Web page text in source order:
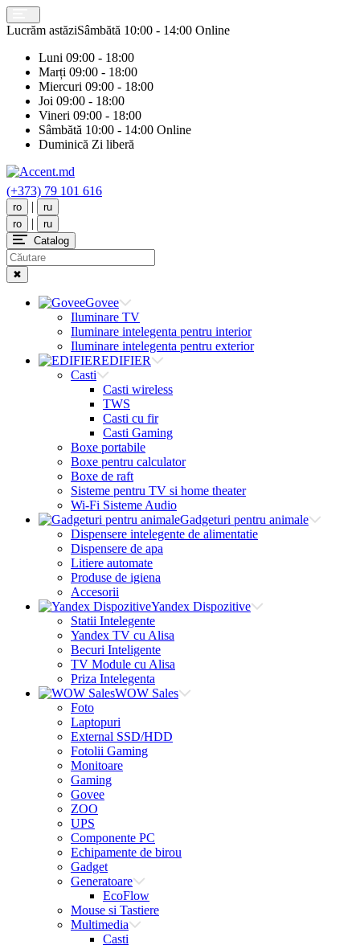
Lucrăm astăziSâmbătă 10:00 - 14:00 Online
Luni 09:00 - 18:00
Marți 09:00 - 18:00
Miercuri 09:00 - 18:00
Joi 09:00 - 18:00
Vineri 09:00 - 18:00
Sâmbătă 10:00 - 14:00 Online
Duminică Zi liberă
(+373) 79 101 616
ro |
ru
ro
|
ru
Catalog
✖
Govee
Iluminare TV
Iluminare intelegenta pentru interior
Iluminare intelegenta pentru exterior
EDIFIER
Casti
Casti wireless
TWS
Casti cu fir
Casti Gaming
Boxe portabile
Boxe pentru calculator
Boxe de raft
Sisteme pentru TV si home theater
Wi-Fi Sisteme Audio
Gadgeturi pentru animale
Dispensere intelegente de alimentatie
Dispensere de apa
Litiere automate
Produse de igiena
Accesorii
Yandex Dispozitive
Statii Intelegente
Yandex TV cu Alisa
Becuri Inteligente
TV Module cu Alisa
Priza Intelegenta
WOW Sales
Foto
Laptopuri
External SSD/HDD
Fotolii Gaming
Monitoare
Gaming
Govee
ZOO
UPS
Componente PC
Echipamente de birou
Gadget
Generatoare
EcoFlow
Mouse si Tastiere
Multimedia
Casti